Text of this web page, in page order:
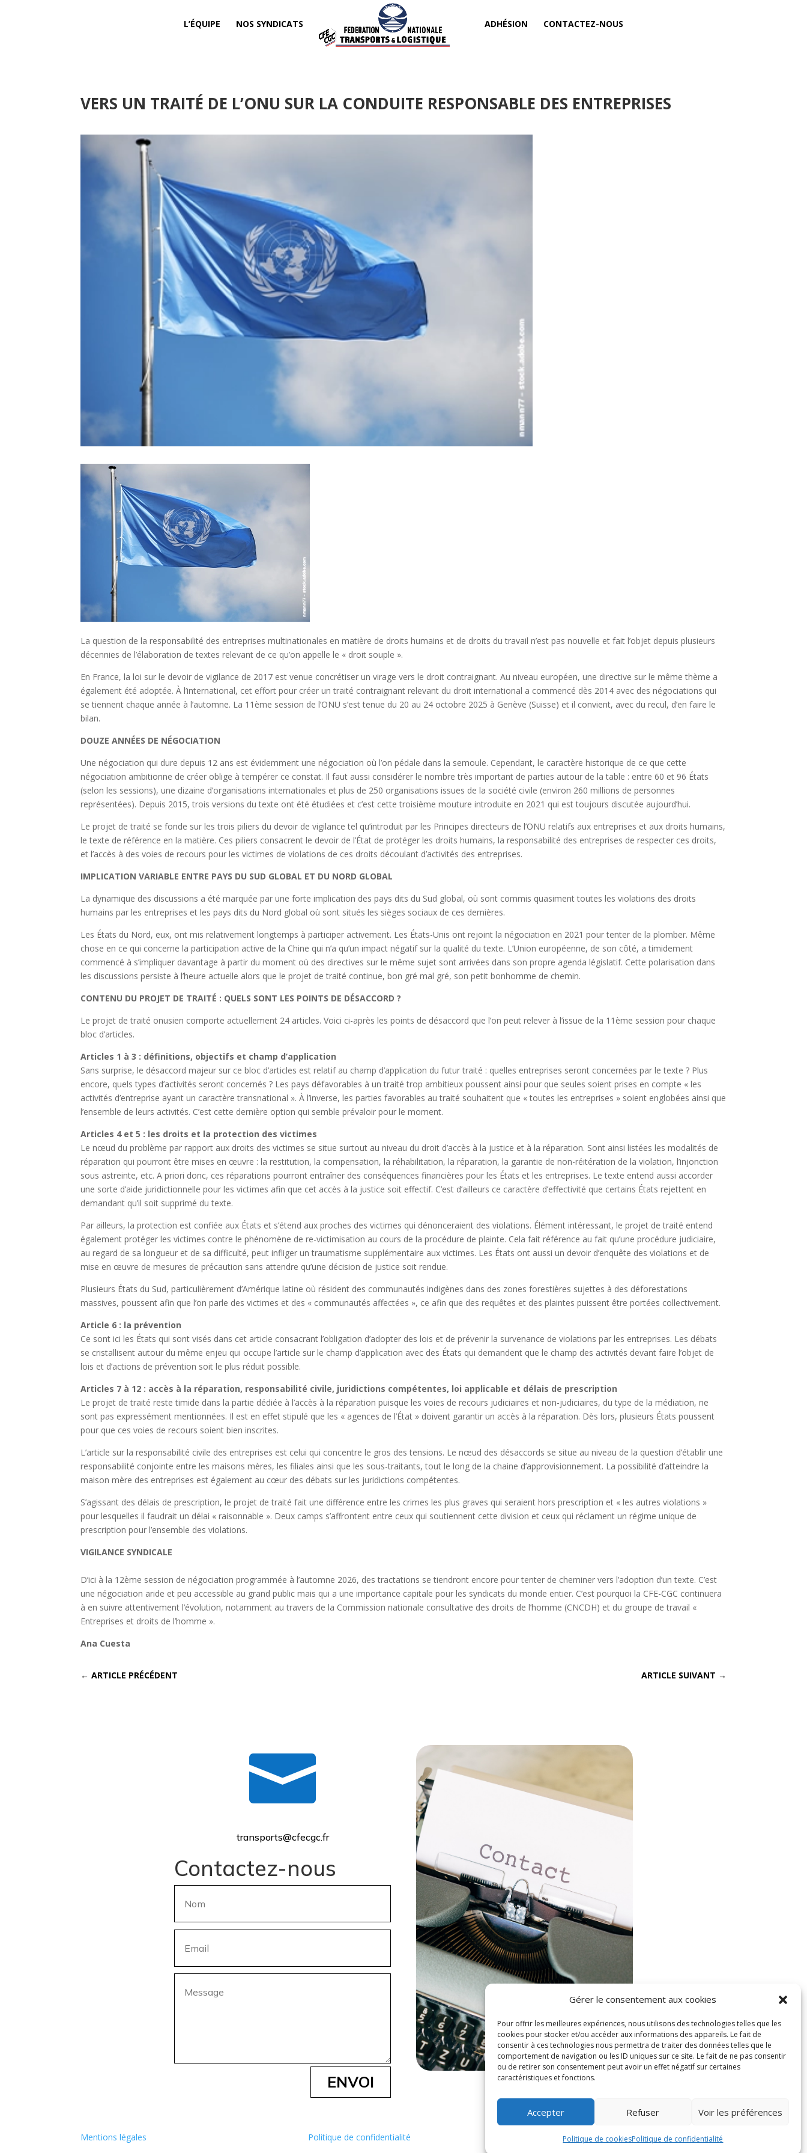
Gérer le consentement aux cookies
Pour offrir les meilleures expériences, nous utilisons des technologies telles que les
cookies pour stocker et/ou accéder aux informations des appareils. Le fait de
consentir à ces technologies nous permettra de traiter des données telles que le
comportement de navigation ou les ID uniques sur ce site. Le fait de ne pas consentir
ou de retirer son consentement peut avoir un effet négatif sur certaines
caractéristiques et fonctions.
Accepter Refuser Voir les préférences
Politique de cookiesPolitique de confidentialité
L’ÉQUIPE NOS SYNDICATS ADHÉSION CONTACTEZ-NOUS
VERS UN TRAITÉ DE L’ONU SUR LA CONDUITE RESPONSABLE DES ENTREPRISES
La question de la responsabilité des entreprises multinationales en matière de droits humains et de droits du travail n’est pas nouvelle et fait l’objet depuis plusieurs
décennies de l’élaboration de textes relevant de ce qu’on appelle le « droit souple ».
En France, la loi sur le devoir de vigilance de 2017 est venue concrétiser un virage vers le droit contraignant. Au niveau européen, une directive sur le même thème a
également été adoptée. À l’international, cet effort pour créer un traité contraignant relevant du droit international a commencé dès 2014 avec des négociations qui
se tiennent chaque année à l’automne. La 11ème session de l’ONU s’est tenue du 20 au 24 octobre 2025 à Genève (Suisse) et il convient, avec du recul, d’en faire le
bilan.
DOUZE ANNÉES DE NÉGOCIATION
Une négociation qui dure depuis 12 ans est évidemment une négociation où l’on pédale dans la semoule. Cependant, le caractère historique de ce que cette
négociation ambitionne de créer oblige à tempérer ce constat. Il faut aussi considérer le nombre très important de parties autour de la table : entre 60 et 96 États
(selon les sessions), une dizaine d’organisations internationales et plus de 250 organisations issues de la société civile (environ 260 millions de personnes
représentées). Depuis 2015, trois versions du texte ont été étudiées et c’est cette troisième mouture introduite en 2021 qui est toujours discutée aujourd’hui.
Le projet de traité se fonde sur les trois piliers du devoir de vigilance tel qu’introduit par les Principes directeurs de l’ONU relatifs aux entreprises et aux droits humains,
le texte de référence en la matière. Ces piliers consacrent le devoir de l’État de protéger les droits humains, la responsabilité des entreprises de respecter ces droits,
et l’accès à des voies de recours pour les victimes de violations de ces droits découlant d’activités des entreprises.
IMPLICATION VARIABLE ENTRE PAYS DU SUD GLOBAL ET DU NORD GLOBAL
La dynamique des discussions a été marquée par une forte implication des pays dits du Sud global, où sont commis quasiment toutes les violations des droits
humains par les entreprises et les pays dits du Nord global où sont situés les sièges sociaux de ces dernières.
Les États du Nord, eux, ont mis relativement longtemps à participer activement. Les États-Unis ont rejoint la négociation en 2021 pour tenter de la plomber. Même
chose en ce qui concerne la participation active de la Chine qui n’a qu’un impact négatif sur la qualité du texte. L’Union européenne, de son côté, a timidement
commencé à s’impliquer davantage à partir du moment où des directives sur le même sujet sont arrivées dans son propre agenda législatif. Cette polarisation dans
les discussions persiste à l’heure actuelle alors que le projet de traité continue, bon gré mal gré, son petit bonhomme de chemin.
CONTENU DU PROJET DE TRAITÉ : QUELS SONT LES POINTS DE DÉSACCORD ?
Le projet de traité onusien comporte actuellement 24 articles. Voici ci-après les points de désaccord que l’on peut relever à l’issue de la 11ème session pour chaque
bloc d’articles.
Articles 1 à 3 : définitions, objectifs et champ d’application
Sans surprise, le désaccord majeur sur ce bloc d’articles est relatif au champ d’application du futur traité : quelles entreprises seront concernées par le texte ? Plus
encore, quels types d’activités seront concernés ? Les pays défavorables à un traité trop ambitieux poussent ainsi pour que seules soient prises en compte « les
activités d’entreprise ayant un caractère transnational ». À l’inverse, les parties favorables au traité souhaitent que « toutes les entreprises » soient englobées ainsi que
l’ensemble de leurs activités. C’est cette dernière option qui semble prévaloir pour le moment.
Articles 4 et 5 : les droits et la protection des victimes
Le nœud du problème par rapport aux droits des victimes se situe surtout au niveau du droit d’accès à la justice et à la réparation. Sont ainsi listées les modalités de
réparation qui pourront être mises en œuvre : la restitution, la compensation, la réhabilitation, la réparation, la garantie de non-réitération de la violation, l’injonction
sous astreinte, etc. A priori donc, ces réparations pourront entraîner des conséquences financières pour les États et les entreprises. Le texte entend aussi accorder
une sorte d’aide juridictionnelle pour les victimes afin que cet accès à la justice soit effectif. C’est d’ailleurs ce caractère d’effectivité que certains États rejettent en
demandant qu’il soit supprimé du texte.
Par ailleurs, la protection est confiée aux États et s’étend aux proches des victimes qui dénonceraient des violations. Élément intéressant, le projet de traité entend
également protéger les victimes contre le phénomène de re-victimisation au cours de la procédure de plainte. Cela fait référence au fait qu’une procédure judiciaire,
au regard de sa longueur et de sa difficulté, peut infliger un traumatisme supplémentaire aux victimes. Les États ont aussi un devoir d’enquête des violations et de
mise en œuvre de mesures de précaution sans attendre qu’une décision de justice soit rendue.
Plusieurs États du Sud, particulièrement d’Amérique latine où résident des communautés indigènes dans des zones forestières sujettes à des déforestations
massives, poussent afin que l’on parle des victimes et des « communautés affectées », ce afin que des requêtes et des plaintes puissent être portées collectivement.
Article 6 : la prévention
Ce sont ici les États qui sont visés dans cet article consacrant l’obligation d’adopter des lois et de prévenir la survenance de violations par les entreprises. Les débats
se cristallisent autour du même enjeu qui occupe l’article sur le champ d’application avec des États qui demandent que le champ des activités devant faire l’objet de
lois et d’actions de prévention soit le plus réduit possible.
Articles 7 à 12 : accès à la réparation, responsabilité civile, juridictions compétentes, loi applicable et délais de prescription
Le projet de traité reste timide dans la partie dédiée à l’accès à la réparation puisque les voies de recours judiciaires et non-judiciaires, du type de la médiation, ne
sont pas expressément mentionnées. Il est en effet stipulé que les « agences de l’État » doivent garantir un accès à la réparation. Dès lors, plusieurs États poussent
pour que ces voies de recours soient bien inscrites.
L’article sur la responsabilité civile des entreprises est celui qui concentre le gros des tensions. Le nœud des désaccords se situe au niveau de la question d’établir une
responsabilité conjointe entre les maisons mères, les filiales ainsi que les sous-traitants, tout le long de la chaine d’approvisionnement. La possibilité d’atteindre la
maison mère des entreprises est également au cœur des débats sur les juridictions compétentes.
S’agissant des délais de prescription, le projet de traité fait une différence entre les crimes les plus graves qui seraient hors prescription et « les autres violations »
pour lesquelles il faudrait un délai « raisonnable ». Deux camps s’affrontent entre ceux qui soutiennent cette division et ceux qui réclament un régime unique de
prescription pour l’ensemble des violations.
VIGILANCE SYNDICALE
D’ici à la 12ème session de négociation programmée à l’automne 2026, des tractations se tiendront encore pour tenter de cheminer vers l’adoption d’un texte. C’est
une négociation aride et peu accessible au grand public mais qui a une importance capitale pour les syndicats du monde entier. C’est pourquoi la CFE-CGC continuera
à en suivre attentivement l’évolution, notamment au travers de la Commission nationale consultative des droits de l’homme (CNCDH) et du groupe de travail «
Entreprises et droits de l’homme ».
Ana Cuesta
←ARTICLE PRÉCÉDENT ARTICLE SUIVANT →

transports@cfecgc.fr
Contactez-nous
ENVOI
Mentions légales Politique de confidentialité Politique de cookies